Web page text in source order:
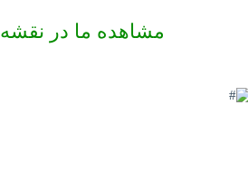
مشاهده ما در نقشه